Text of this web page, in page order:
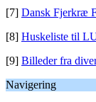
[7] Dansk Fjerkræ
[8] Huskeliste til
[9] Billeder fra
Navigering